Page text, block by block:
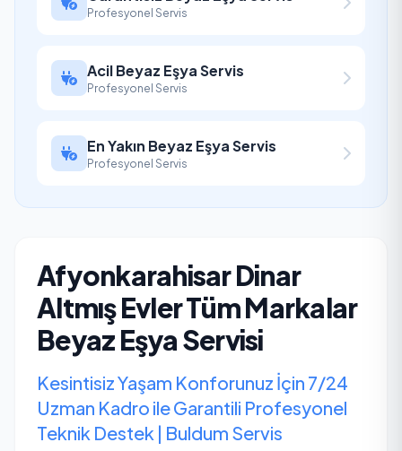
Profesyonel Servis
Acil Beyaz Eşya Servis
Profesyonel Servis
En Yakın Beyaz Eşya Servis
Profesyonel Servis
Afyonkarahisar Dinar
Altmış Evler Tüm Markalar
Beyaz Eşya Servisi
Kesintisiz Yaşam Konforunuz İçin 7/24
Uzman Kadro ile Garantili Profesyonel
Teknik Destek | Buldum Servis